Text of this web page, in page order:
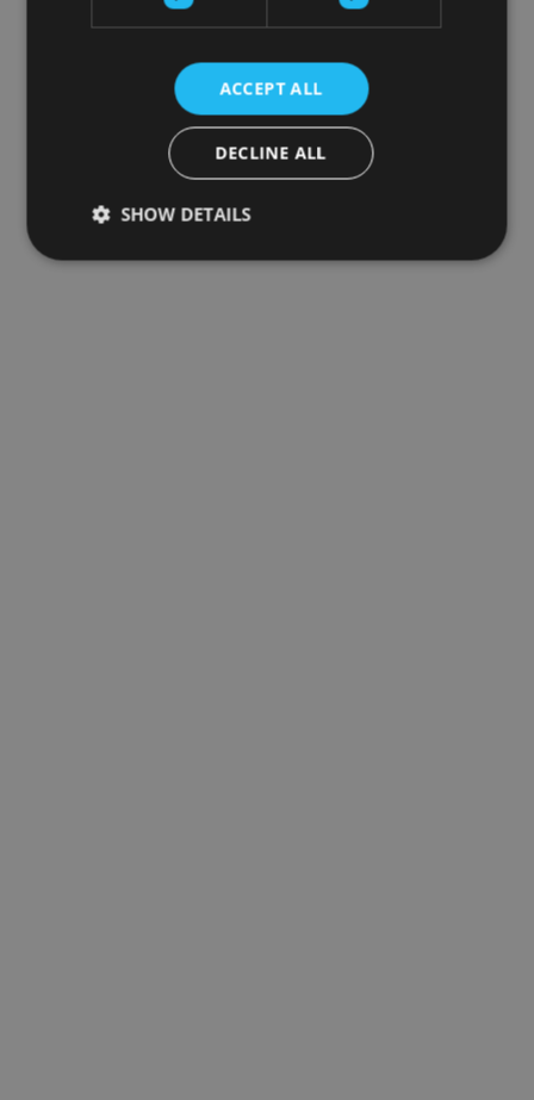
ACCEPT ALL
DECLINE ALL
SHOW DETAILS